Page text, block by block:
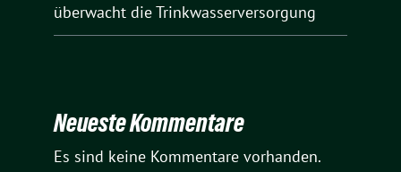
überwacht die Trinkwasserversorgung
Neueste Kommentare
Es sind keine Kommentare vorhanden.